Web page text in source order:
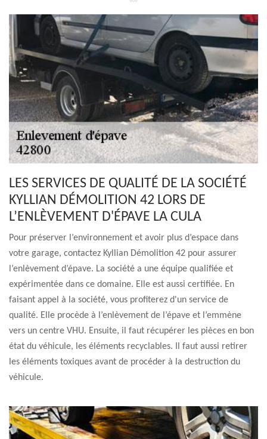
LES SERVICES DE QUALITÉ DE LA SOCIÉTÉ
KYLLIAN DÉMOLITION 42 LORS DE
L’ENLÈVEMENT D'ÉPAVE LA CULA
Pour préserver l’environnement et avoir plus d’espace dans
votre garage, contactez Kyllian Démolition 42 pour assurer
l’enlèvement d’épave. La société a une équipe qualifiée et
expérimentée dans ce domaine. Elle est aussi certifiée. En
faisant appel à la société, vous profiterez d'un service de
qualité. Elle procède à l’enlèvement de l’épave et l’emmène
vers un centre VHU. Ensuite, il faut récupérer les pièces en bon
état du véhicule, les éléments recyclables. Il faut aussi retirer
les éléments toxiques avant de procéder à la destruction du
véhicule.